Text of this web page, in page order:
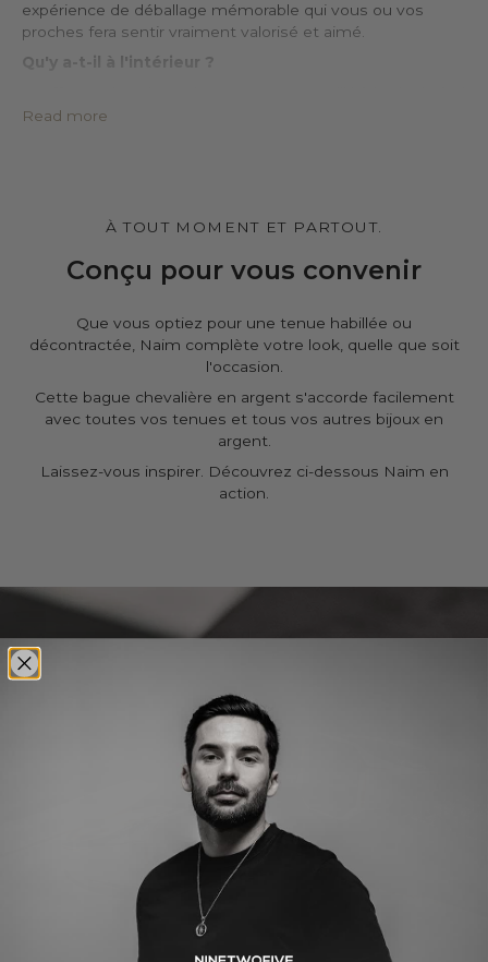
expérience de déballage mémorable qui vous ou vos
proches fera sentir vraiment valorisé et aimé.
Qu'y a-t-il à l'intérieur ?
• Pochette de protection en cuir PU*
Vous pouvez personnaliser le cadeau boîteet la pochette,
C'est gratuit.
Read more
À TOUT MOMENT ET PARTOUT.
Conçu pour vous convenir
Que vous optiez pour une tenue habillée ou
décontractée, Naim complète votre look, quelle que soit
l'occasion.
Cette bague chevalière en argent s'accorde facilement
avec toutes vos tenues et tous vos autres bijoux en
argent.
Laissez-vous inspirer. Découvrez ci-dessous Naim en
action.